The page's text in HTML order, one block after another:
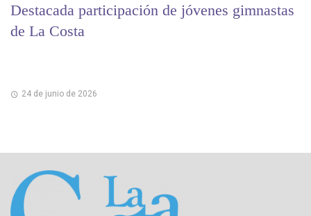
Destacada participación de jóvenes gimnastas
de La Costa
24 de junio de 2026